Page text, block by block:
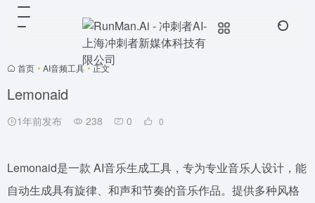
首页 • AI音频工具 • 正文
Lemonaid
1年前发布 238 0 0
Lemonaid是一款 AI音乐生成工具，专为专业音乐人设计，能
自动生成具有旋律、和声和节奏的音乐作品。提供多种风格